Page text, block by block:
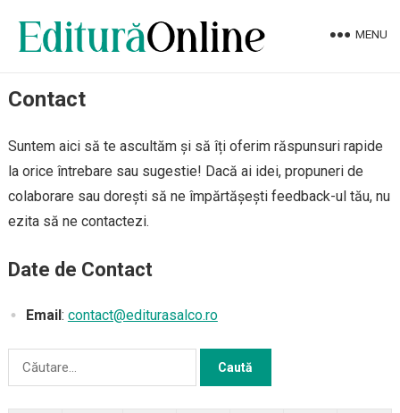
MENU
Contact
Suntem aici să te ascultăm și să îți oferim răspunsuri rapide
la orice întrebare sau sugestie! Dacă ai idei, propuneri de
colaborare sau dorești să ne împărtășești feedback-ul tău, nu
ezita să ne contactezi.
Date de Contact
Email: contact@editurasalco.ro
Caută